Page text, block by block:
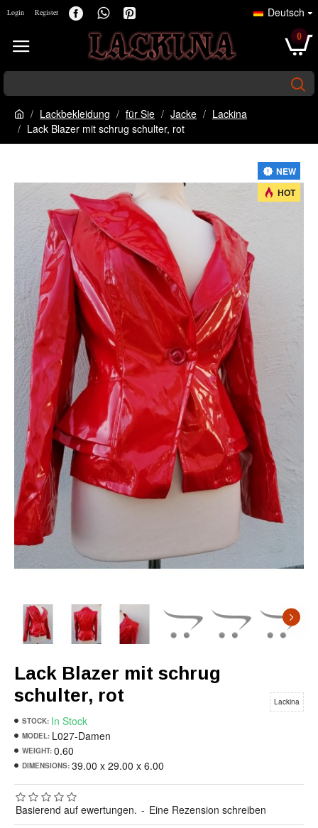
Login Register Deutsch
0
Lackbekleidung für Sie Jacke
Lackina
Lack Blazer mit schrug schulter, rot
NEW
HOT
Lack Blazer mit schrug
schulter, rot
STOCK: In Stock
MODEL: L027-Damen
WEIGHT: 0.60
DIMENSIONS: 39.00 x 29.00 x 6.00
Lackina
Basierend auf ewertungen. - Eine Rezension schreiben